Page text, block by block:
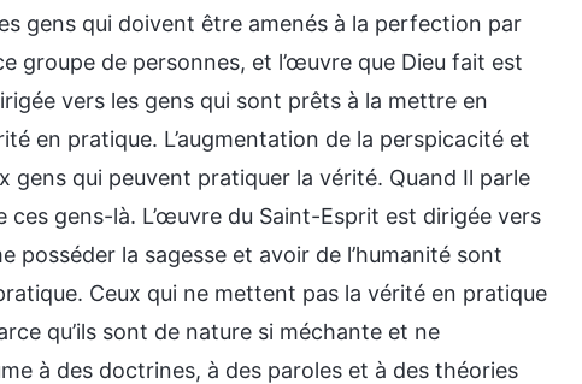
gens qui doivent être amenés à la perfection par
groupe de personnes, et l’œuvre que Dieu fait est
vers les gens qui sont prêts à la mettre en
en pratique. L’augmentation de la perspicacité et
gens qui peuvent pratiquer la vérité. Quand Il parle
gens-là. L’œuvre du Saint-Esprit est dirigée vers
posséder la sagesse et avoir de l’humanité sont
Ceux qui ne mettent pas la vérité en pratique
qu’ils sont de nature si méchante et ne
à des doctrines, à des paroles et à des théories